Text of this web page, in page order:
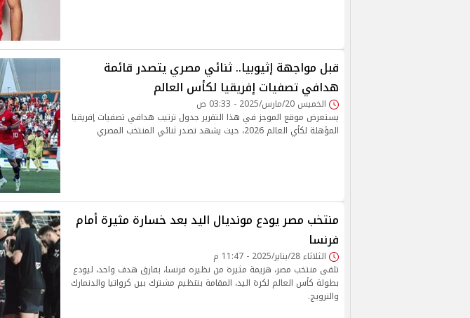
قبل مواجهة إثيوبيا.. ثنائي مصري يتصدر قائمة
هدافي تصفيات إفريقيا لكأس العالم
الخميس 20/مارس/2025 - 03:33 ص
يستعرض موقع الموجز في هذا التقرير جدول ترتيب هدافي تصفيات إفريقيا
المؤهلة لكأي العالم 2026، حيث يشهد تصدر ثنائي المنتخب المصري
منتخب مصر يودع مونديال اليد بعد خسارة مثيرة أمام
فرنسا
الثلاثاء 28/يناير/2025 - 11:47 م
تلقى منتخب مصر، هزيمة مثيرة من نظيره فرنسا، بفارق هدف واحد، ليودع
بطولة كأس العالم لكرة اليد، المقامة بتنظيم مشترك بين كرواتيا والدنمارك
والنرويج.